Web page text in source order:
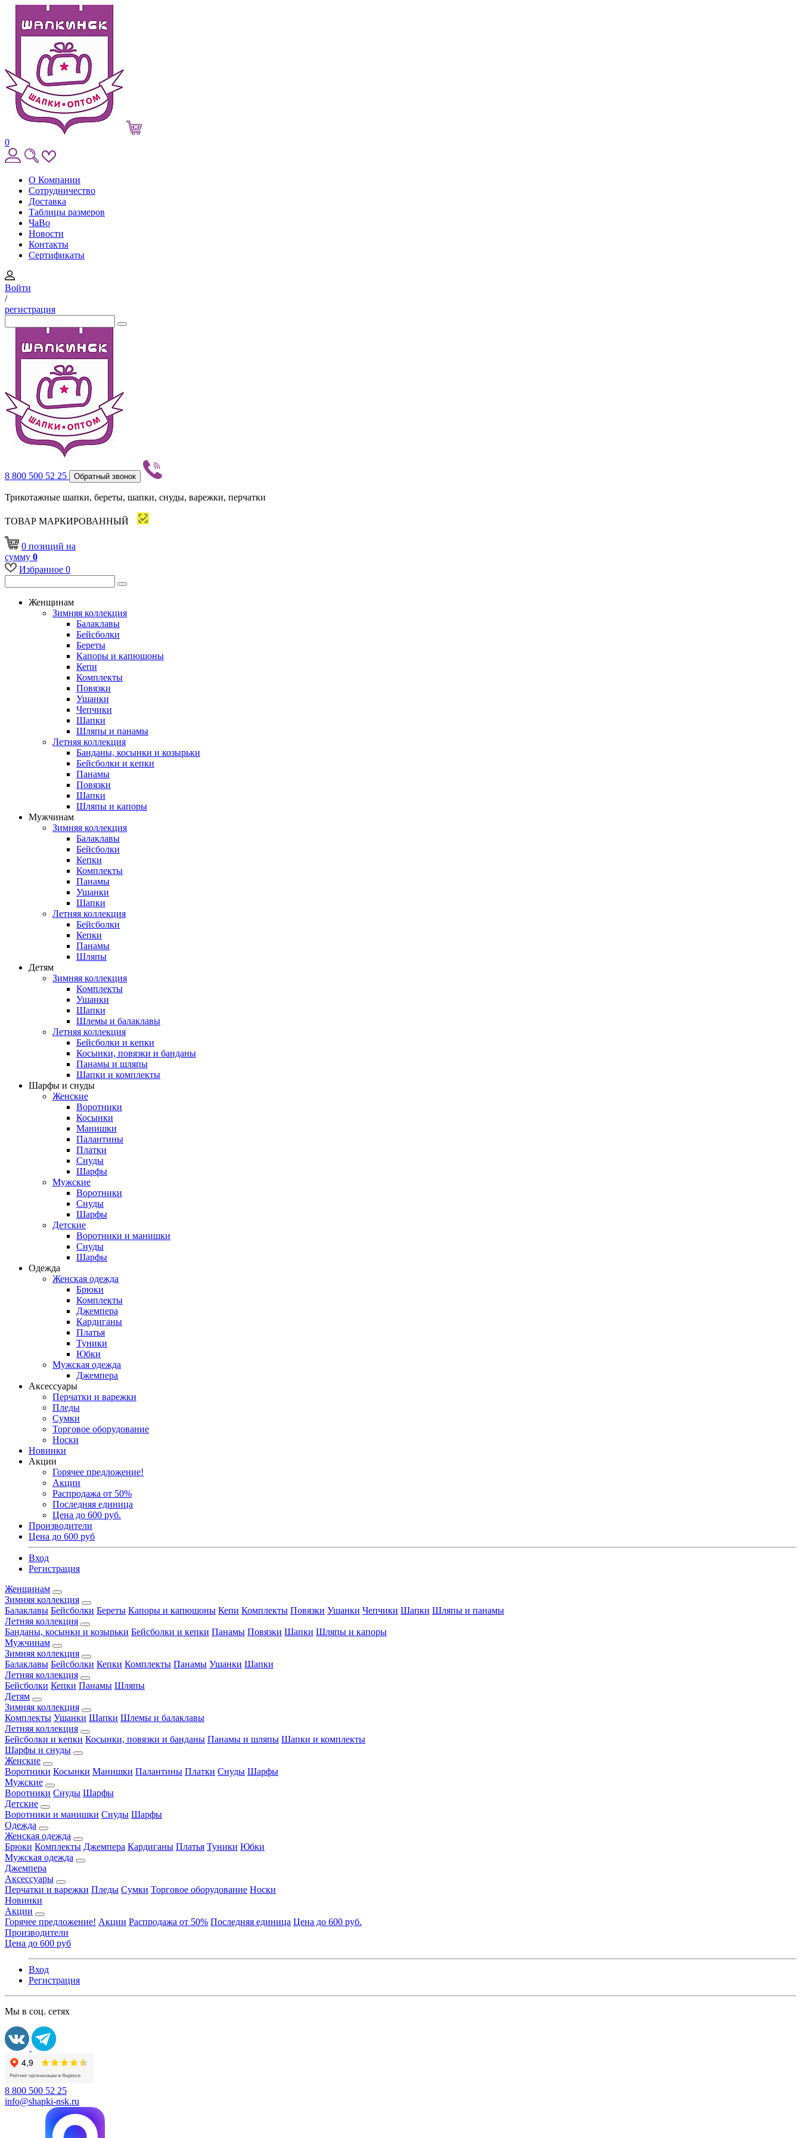
0
О Компании
Сотрудничество
Доставка
Таблицы размеров
ЧаВо
Новости
Контакты
Сертификаты
Войти
/
регистрация
8 800 500 52 25 Обратный звонок
Трикотажные шапки, береты, шапки, снуды, варежки, перчатки
ТОВАР МАРКИРОВАННЫЙ
0 позиций на
сумму 0
Избранное 0
Женщинам
Зимняя коллекция
Балаклавы
Бейсболки
Береты
Капоры и капюшоны
Кепи
Комплекты
Повязки
Ушанки
Чепчики
Шапки
Шляпы и панамы
Летняя коллекция
Банданы, косынки и козырьки
Бейсболки и кепки
Панамы
Повязки
Шапки
Шляпы и капоры
Мужчинам
Зимняя коллекция
Балаклавы
Бейсболки
Кепки
Комплекты
Панамы
Ушанки
Шапки
Летняя коллекция
Бейсболки
Кепки
Панамы
Шляпы
Детям
Зимняя коллекция
Комплекты
Ушанки
Шапки
Шлемы и балаклавы
Летняя коллекция
Бейсболки и кепки
Косынки, повязки и банданы
Панамы и шляпы
Шапки и комплекты
Шарфы и снуды
Женские
Воротники
Косынки
Манишки
Палантины
Платки
Снуды
Шарфы
Мужские
Воротники
Снуды
Шарфы
Детские
Воротники и манишки
Снуды
Шарфы
Одежда
Женская одежда
Брюки
Комплекты
Джемпера
Кардиганы
Платья
Туники
Юбки
Мужская одежда
Джемпера
Аксессуары
Перчатки и варежки
Пледы
Сумки
Торговое оборудование
Носки
Новинки
Акции
Горячее предложение!
Акции
Распродажа от 50%
Последняя единица
Цена до 600 руб.
Производители
Цена до 600 руб
Вход
Регистрация
Женщинам
Зимняя коллекция
Балаклавы Бейсболки Береты Капоры и капюшоны Кепи Комплекты Повязки Ушанки Чепчики Шапки Шляпы и панамы
Летняя коллекция
Банданы, косынки и козырьки Бейсболки и кепки Панамы Повязки Шапки Шляпы и капоры
Мужчинам
Зимняя коллекция
Балаклавы Бейсболки Кепки Комплекты Панамы Ушанки Шапки
Летняя коллекция
Бейсболки Кепки Панамы Шляпы
Детям
Зимняя коллекция
Комплекты Ушанки Шапки Шлемы и балаклавы
Летняя коллекция
Бейсболки и кепки Косынки, повязки и банданы Панамы и шляпы Шапки и комплекты
Шарфы и снуды
Женские
Воротники Косынки Манишки Палантины Платки Снуды Шарфы
Мужские
Воротники Снуды Шарфы
Детские
Воротники и манишки Снуды Шарфы
Одежда
Женская одежда
Брюки Комплекты Джемпера Кардиганы Платья Туники Юбки
Мужская одежда
Джемпера
Аксессуары
Перчатки и варежки Пледы Сумки Торговое оборудование Носки
Новинки
Акции
Горячее предложение! Акции Распродажа от 50% Последняя единица Цена до 600 руб.
Производители
Цена до 600 руб
Вход
Регистрация
Мы в соц. сетях
8 800 500 52 25
info@shapki-nsk.ru